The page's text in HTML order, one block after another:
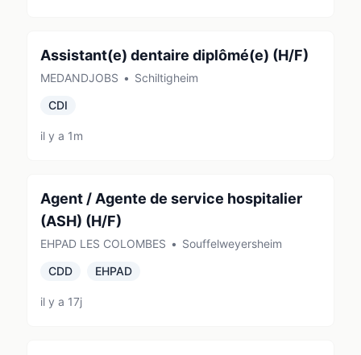
Assistant(e) dentaire diplômé(e) (H/F)
MEDANDJOBS • Schiltigheim
CDI
il y a 1m
Agent / Agente de service hospitalier
(ASH) (H/F)
EHPAD LES COLOMBES • Souffelweyersheim
CDD
EHPAD
il y a 17j